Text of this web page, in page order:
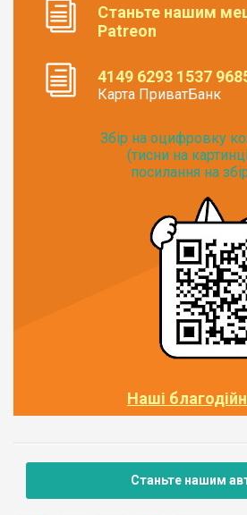
Станьте нашим
Patreon
4149 6293 1537
Карта ПриватБанк
Збір на оцифровку
(тисни на
посилання на
Наші
Станьте нашим